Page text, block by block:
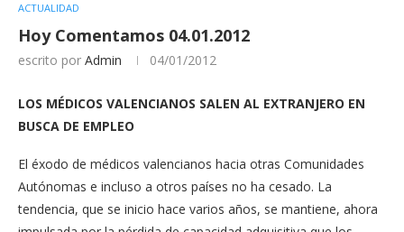
ACTUALIDAD
Hoy Comentamos 04.01.2012
escrito por Admin 04/01/2012
LOS MÉDICOS VALENCIANOS SALEN AL EXTRANJERO EN
BUSCA DE EMPLEO
El éxodo de médicos valencianos hacia otras Comunidades
Autónomas e incluso a otros países no ha cesado. La
tendencia, que se inicio hace varios años, se mantiene, ahora